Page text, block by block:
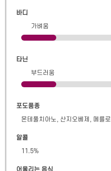
바디
가벼움
타닌
부드러움
포도품종
몬테풀치아노, 산지오베제, 메를로
알콜
11.5%
어울리는 음식